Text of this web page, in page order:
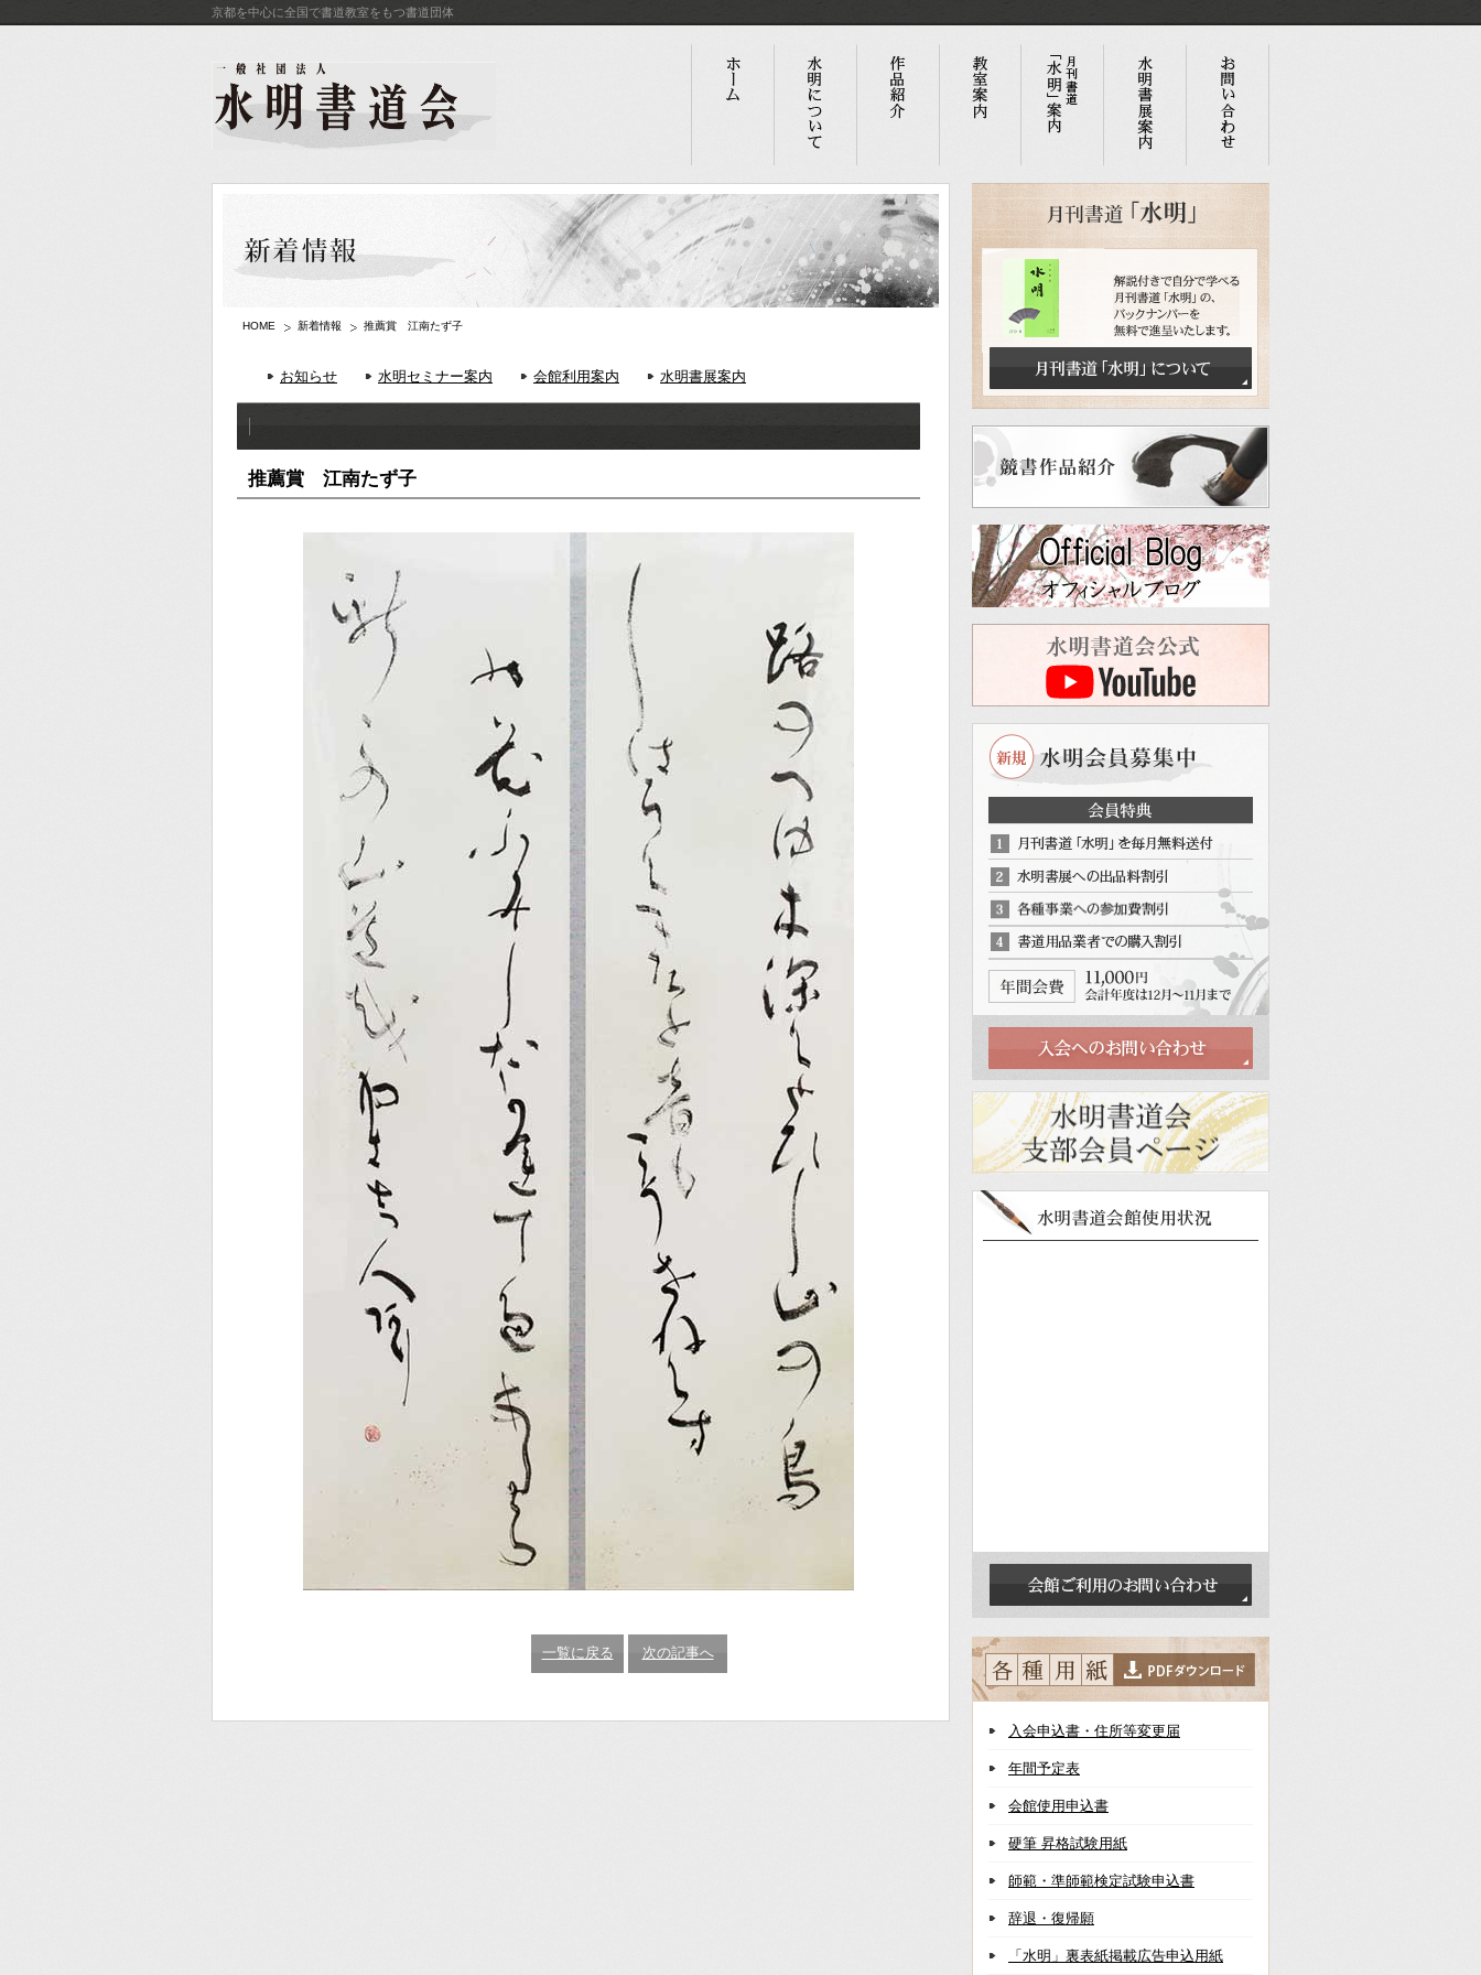
京都を中心に全国で書道教室をもつ書道団体
HOME 新着情報 推薦賞 江南たず子
お知らせ 水明セミナー案内 会館利用案内 水明書展案内
推薦賞 江南たず子
一覧に戻る 次の記事へ
入会申込書・住所等変更届
年間予定表
会館使用申込書
硬筆 昇格試験用紙
師範・準師範検定試験申込書
辞退・復帰願
「水明」裏表紙掲載広告申込用紙